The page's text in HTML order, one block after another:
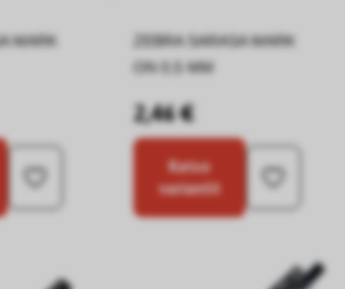
MARK
ZEBRA SARASA MARK
ON 0,5 MM
2,46 €
Katso
variantit